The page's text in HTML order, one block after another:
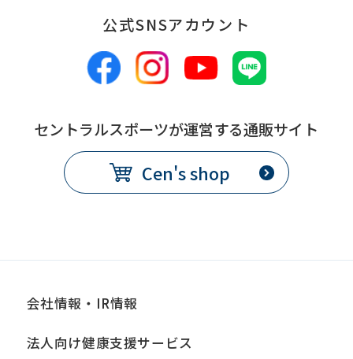
別途、休会費をクラブで定め
る
出
各月10日
日
翌月1日から
考
別途、手数料が必要
公式SNSアカウント
セントラルスポーツが運営する通販サイト
Cen's shop
会社情報・IR情報
法人向け健康支援サービス